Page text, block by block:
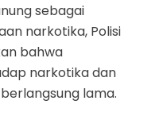
sebagai
narkotika, Polisi
bahwa
narkotika dan
lama.